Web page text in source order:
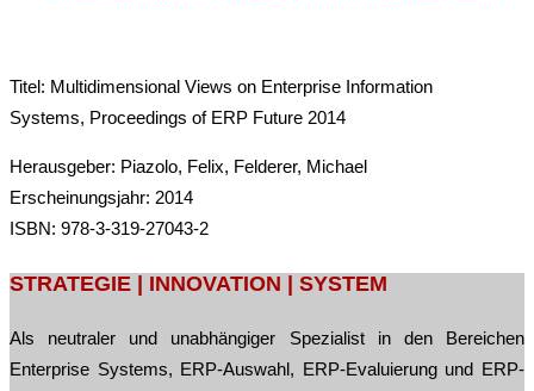
Titel: Multidimensional Views on Enterprise Information
Systems, Proceedings of ERP Future 2014
Herausgeber: Piazolo, Felix, Felderer, Michael
Erscheinungsjahr: 2014
ISBN: 978-3-319-27043-2
Post
navigation
STRATEGIE | INNOVATION | SYSTEM
Als neutraler und unabhängiger Spezialist in den Bereichen
Enterprise Systems, ERP-Auswahl, ERP-Evaluierung und ERP-